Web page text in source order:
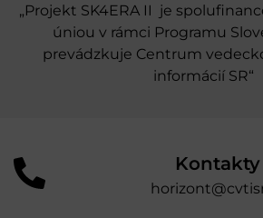
„Projekt SK4ERA II je
úniou v rámci Programu
prevádzkuje Centrum
informácií SR“
Kontakty